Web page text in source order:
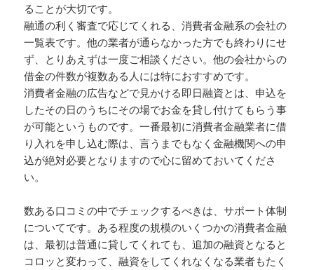
ることが大切です。
融通の利く審査で応じてくれる、消費者金融系の会社の
一覧表です。他の業者が通らなかった方でも終わりにせ
ず、とりあえずは一度ご相談ください。他の会社からの
借金の件数が複数ある人には特におすすめです。
消費者金融の広告などで見かける即日融資とは、申込を
したその日のうちにその場でお金を貸し付けてもらう事
が可能というものです。一番最初に消費者金融業者に借
り入れを申し込む際は、言うまでもなく金融機関への申
込が絶対必要となりますので心に留めておいてくださ
い。
数ある口コミの中でチェックするべきは、サポート体制
についてです。ある程度の規模のいくつかの消費者金融
は、最初は普通に貸してくれても、追加の融資となると
コロッと変わって、融資をしてくれなくなる業者もたく